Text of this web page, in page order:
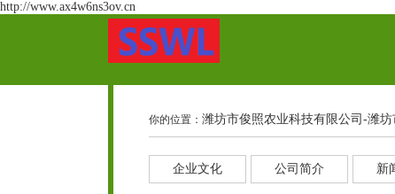
http://www.ax4w6ns3ov.cn
你的位置： 潍坊市俊照农业科技有限公司-潍
企业文化 公司简介 新